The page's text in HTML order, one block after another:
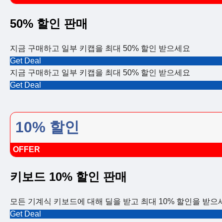
50% 할인 판매
지금 구매하고 일부 키캡을 최대 50% 할인 받으세요
Get Deal
지금 구매하고 일부 키캡을 최대 50% 할인 받으세요
Get Deal
10% 할인
OFFER
키보드 10% 할인 판매
모든 기계식 키보드에 대해 딜을 받고 최대 10% 할인을 받으
Get Deal